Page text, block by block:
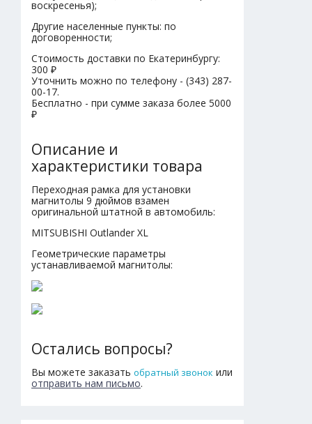
воскресенья);
Другие населенные пункты: по
договоренности;
Стоимость доставки по Екатеринбургу:
300 ₽
Уточнить можно по телефону - (343) 287-
00-17.
Бесплатно - при сумме заказа более 5000
₽
Описание и
характеристики товара
Переходная рамка для установки
магнитолы 9 дюймов взамен
оригинальной штатной в автомобиль:
MITSUBISHI Outlander XL
Геометрические параметры
устанавливаемой магнитолы:
Остались вопросы?
Вы можете заказать обратный звонок или
отправить нам письмо.